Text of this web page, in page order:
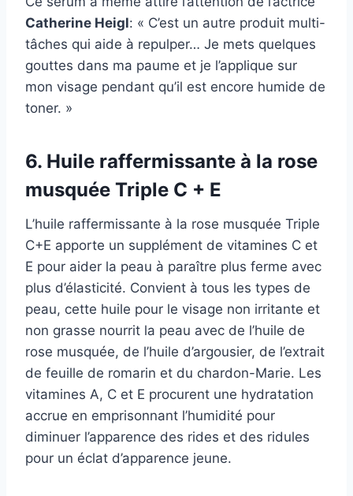
Catherine Heigl: « C’est un autre produit multi-
tâches qui aide à repulper… Je mets quelques
gouttes dans ma paume et je l’applique sur
mon visage pendant qu’il est encore humide de
toner. »
6. Huile raffermissante à la rose
musquée Triple C + E
L’huile raffermissante à la rose musquée Triple
C+E apporte un supplément de vitamines C et
E pour aider la peau à paraître plus ferme avec
plus d’élasticité. Convient à tous les types de
peau, cette huile pour le visage non irritante et
non grasse nourrit la peau avec de l’huile de
rose musquée, de l’huile d’argousier, de l’extrait
de feuille de romarin et du chardon-Marie. Les
vitamines A, C et E procurent une hydratation
accrue en emprisonnant l’humidité pour
diminuer l’apparence des rides et des ridules
pour un éclat d’apparence jeune.